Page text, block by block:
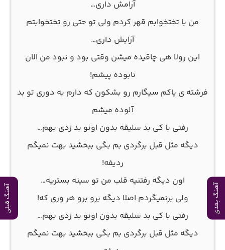
آهنگ بعدی آهنگ قبلی
آرامش داری…
من با تختخوابم قهر کردم ولی تو حتی رو تختخوابتم
آرایش داری…
این رولا هی چاقیده میشن وقتی بود و نبود من الان
نابوده پیشم!
فرشته ی پاکم سیگارم رو بشکون که دارم به دوری تو بد
آلوده میشم
رفتی با کی بد سلیقه بدون اونو بد زدی بهم…
دیگه مثل قبل برگردی بم بگی ببخشید بهت نمیگم
ردیفه!
اون دیگه رفتنیه قلب من تو سینه بستریه…
ولی برنمیگردم اصلا دیگه برو برو هر وری که!
رفتی با کی بد سلیقه بدون اونو بد زدی بهم…
دیگه مثل قبل برگردی بم بگی ببخشید بهت نمیگم